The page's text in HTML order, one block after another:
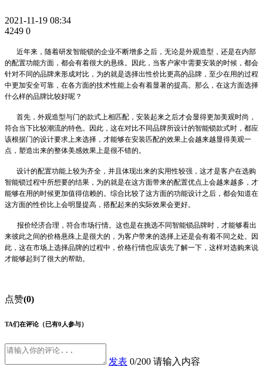
2021-11-19 08:34
4249 0
近年来，随着研发智能锁的企业不断增多之后，无论是外观造型，还是在内部
的配置功能方面，都会有着很大的悬殊。因此，当客户家中需要安装的时候，都会
针对不同的品牌来形成对比，为的就是选择出性价比更高的品牌，至少在用的过程
中更加安全可靠，在各方面的技术性能上会有着显著的提高。那么，在这方面选择
什么样的品牌比较好呢？
首先，外观造型与门的款式上相匹配，安装起来之后才会显得更加美观时尚，
符合当下比较潮流的特色。因此，这在对比不同品牌所设计的智能锁款式时，都应
该根据门的设计要求上来选择，才能够在安装匹配的效果上会越来越显得美观一
点，塑造出来的整体美感效果上是很不错的。
设计的配置功能上较为齐全，并且体现出来的实用性较强，这才是客户在选购
智能锁过程中所想要的结果，为的就是在这方面带来的配置优点上会越来越多，才
能够在用的时候更加值得信赖的。综合比较了这方面的功能设计之后，都会知道在
这方面的性价比上会明显提高，搭配起来的实际效果会更好。
报价经济合理，符合市场行情。这也是在挑选不同智能锁品牌时，才能够看出
来彼此之间的价格悬殊上是很大的，为客户带来的选择上还是会有着不同之处。因
此，这在市场上选择品牌的过程中，价格行情也应该先了解一下，这样对选购来说
才能够起到了很大的帮助。
点赞(0)
TA们在评论 （已有0人参与）
发表 0/200 请输入内容